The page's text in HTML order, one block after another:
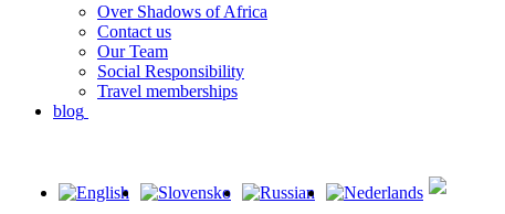
Over Shadows of Africa
Contact us
Our Team
Social Responsibility
Travel memberships
blog